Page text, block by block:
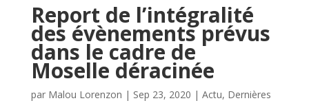
Report de l’intégralité
des évènements prévus
dans le cadre de
Moselle déracinée
par Malou Lorenzon | Sep 23, 2020 | Actu, Dernières